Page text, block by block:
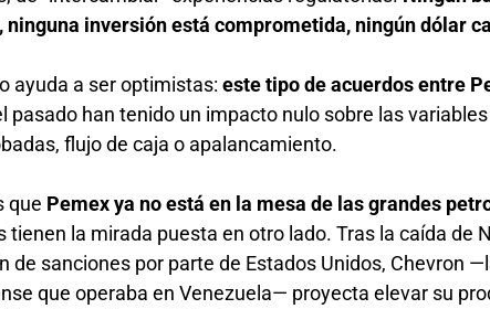
ninguna inversión está comprometida, ningún dólar
ayuda a ser optimistas:este tipo de acuerdos entre
pasado han tenido un impacto nulo sobre las
flujo de caja o apalancamiento.
que Pemex ya no está en la mesa de las grandes
tienen la mirada puesta en otro lado. Tras la caída de
de sanciones por parte de Estados Unidos, Chevron
que operaba en Venezuela— proyecta elevar su